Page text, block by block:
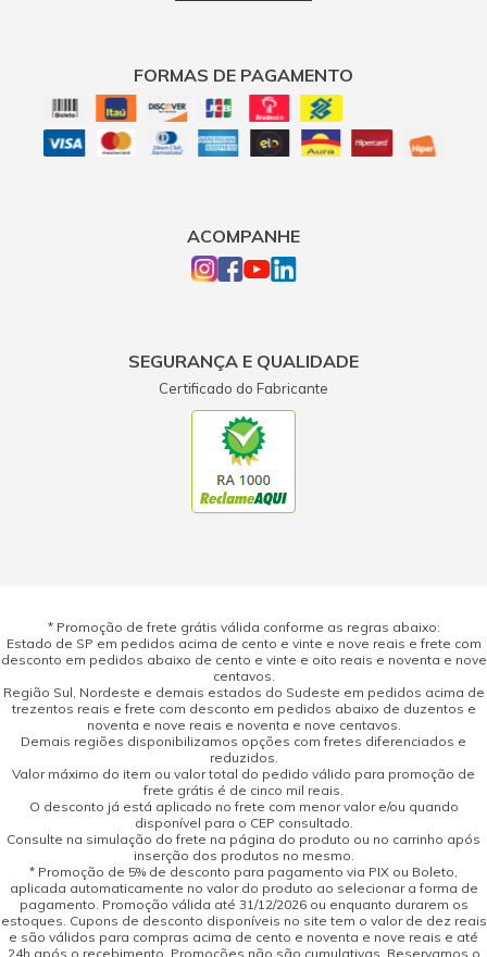
FORMAS DE PAGAMENTO
ACOMPANHE
SEGURANÇA E QUALIDADE
Certificado do Fabricante
* Promoção de frete grátis válida conforme as regras abaixo:
Estado de SP em pedidos acima de cento e vinte e nove reais e frete com
desconto em pedidos abaixo de cento e vinte e oito reais e noventa e nove
centavos.
Região Sul, Nordeste e demais estados do Sudeste em pedidos acima de
trezentos reais e frete com desconto em pedidos abaixo de duzentos e
noventa e nove reais e noventa e nove centavos.
Demais regiões disponibilizamos opções com fretes diferenciados e
reduzidos.
Valor máximo do item ou valor total do pedido válido para promoção de
frete grátis é de cinco mil reais.
O desconto já está aplicado no frete com menor valor e/ou quando
disponível para o CEP consultado.
Consulte na simulação do frete na página do produto ou no carrinho após
inserção dos produtos no mesmo.
* Promoção de 5% de desconto para pagamento via PIX ou Boleto,
aplicada automaticamente no valor do produto ao selecionar a forma de
pagamento. Promoção válida até 31/12/2026 ou enquanto durarem os
estoques. Cupons de desconto disponíveis no site tem o valor de dez reais
e são válidos para compras acima de cento e noventa e nove reais e até
24h após o recebimento. Promoções não são cumulativas. Reservamos o